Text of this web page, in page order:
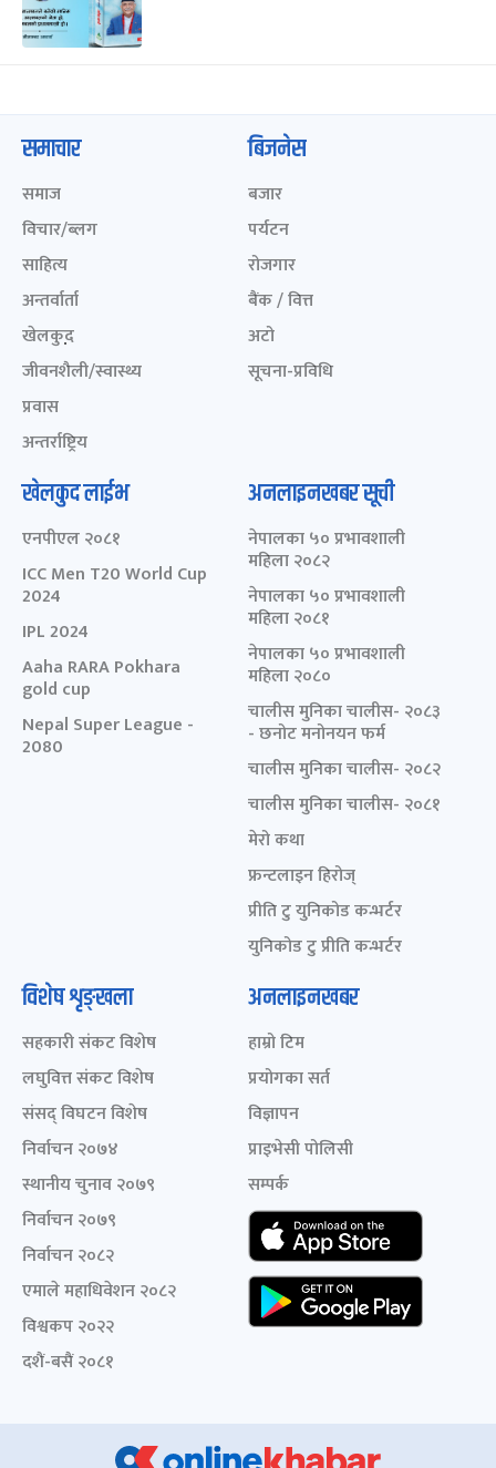
समाचार
समाज
विचार/ब्लग
साहित्य
अन्तर्वार्ता
खेलकुद़़
जीवनशैली/स्वास्थ्य
प्रवास
अन्तर्राष्ट्रिय
बिजनेस
बजार
पर्यटन
रोजगार
बैंक / वित्त
अटो
सूचना-प्रविधि
खेलकुद लाईभ
एनपीएल २०८१
ICC Men T20 World Cup
2024
IPL 2024
Aaha RARA Pokhara
gold cup
Nepal Super League -
2080
अनलाइनखबर सूची
नेपालका ५० प्रभावशाली
महिला २०८२
नेपालका ५० प्रभावशाली
महिला २०८१
नेपालका ५० प्रभावशाली
महिला २०८०
चालीस मुनिका चालीस- २०८३
- छनोट मनोनयन फर्म
चालीस मुनिका चालीस- २०८२
चालीस मुनिका चालीस- २०८१
मेरो कथा
फ्रन्टलाइन हिरोज्
प्रीति टु युनिकोड कन्भर्टर
युनिकोड टु प्रीति कन्भर्टर
विशेष शृङ्खला
सहकारी संकट विशेष
लघुवित्त संकट विशेष
संसद् विघटन विशेष
निर्वाचन २०७४
स्थानीय चुनाव २०७९
निर्वाचन २०७९
निर्वाचन २०८२
एमाले महाधिवेशन २०८२
विश्वकप २०२२
दशैं-बसैं २०८१
अनलाइनखबर
हाम्रो टिम
प्रयोगका सर्त
विज्ञापन
प्राइभेसी पोलिसी
सम्पर्क